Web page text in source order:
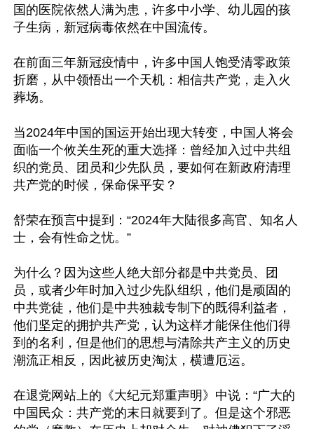
国的医院依然人满为患，许多中小学、幼儿园的孩
子生病，新冠病毒依然在中国流传。
在前面三年新冠疫情中，许多中国人饱受清零政策
折磨，从中领悟出一个天机：相信共产党，走入火
葬场。
当2024年中国的国运开始出现大转变，中国人将会
面临一个攸关生死的重大选择：曾经加入过中共组
织的党员、团员和少先队员，要如何在新政府清理
共产党的时候，保命保平安？
舒荣在预言中提到：“2024年大陆很多高官、知名人
士，会有性命之忧。”
为什么？因为这些人绝大部分都是中共党员、团
员，或者少年时加入过少先队组织，他们是顽固的
中共党徒，他们是中共独裁专制下的既得利益者，
他们坚定的拥护共产党，认为这样才能保住他们得
到的名利，但是他们的思想与清除共产主义的历史
潮流正相反，因此被历史淘汰，横遭厄运。
在退党网站上的《大纪元郑重声明》中说：“广大的
中国民众：共产党的末日就要到了。但是这个邪恶